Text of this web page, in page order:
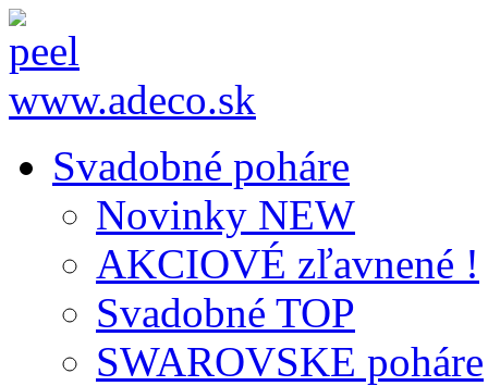
www.adeco.sk
Svadobné poháre
Novinky NEW
AKCIOVÉ zľavnené !
Svadobné TOP
SWAROVSKE poháre